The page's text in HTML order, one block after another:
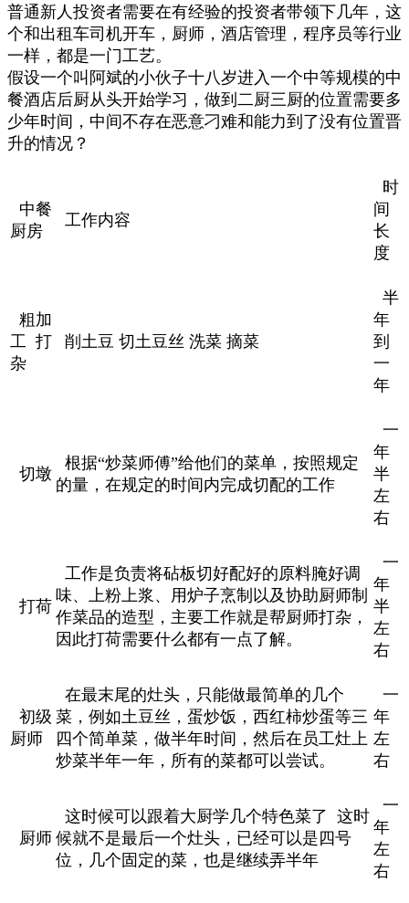
普通新人投资者需要在有经验的投资者带领下几年，这
个和出租车司机开车，厨师，酒店管理，程序员等行业
一样，都是一门工艺。
假设一个叫阿斌的小伙子十八岁进入一个中等规模的中
餐酒店后厨从头开始学习，做到二厨三厨的位置需要多
少年时间，中间不存在恶意刁难和能力到了没有位置晋
升的情况？
中餐
厨房
工作内容
时
间
长
度
粗加
工 打
杂
削土豆 切土豆丝 洗菜 摘菜
半
年
到
一
年
切墩
根据“炒菜师傅”给他们的菜单，按照规定
的量，在规定的时间内完成切配的工作
一
年
半
左
右
打荷
工作是负责将砧板切好配好的原料腌好调
味、上粉上浆、用炉子烹制以及协助厨师制
作菜品的造型，主要工作就是帮厨师打杂，
因此打荷需要什么都有一点了解。
一
年
半
左
右
初级
厨师
在最末尾的灶头，只能做最简单的几个
菜，例如土豆丝，蛋炒饭，西红柿炒蛋等三
四个简单菜，做半年时间，然后在员工灶上
炒菜半年一年，所有的菜都可以尝试。
一
年
左
右
厨师
这时候可以跟着大厨学几个特色菜了 这时
候就不是最后一个灶头，已经可以是四号
位，几个固定的菜，也是继续弄半年
一
年
左
右